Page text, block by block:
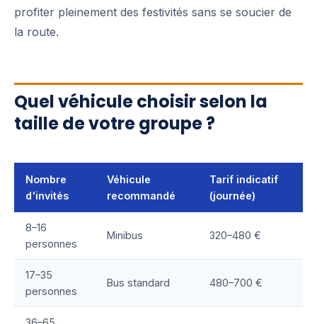
profiter pleinement des festivités sans se soucier de
la route.
Quel véhicule choisir selon la
taille de votre groupe ?
Nombre
d'invités
Véhicule
recommandé
Tarif indicatif
(journée)
8–16
personnes
Minibus 320–480 €
17–35
personnes
Bus standard 480–700 €